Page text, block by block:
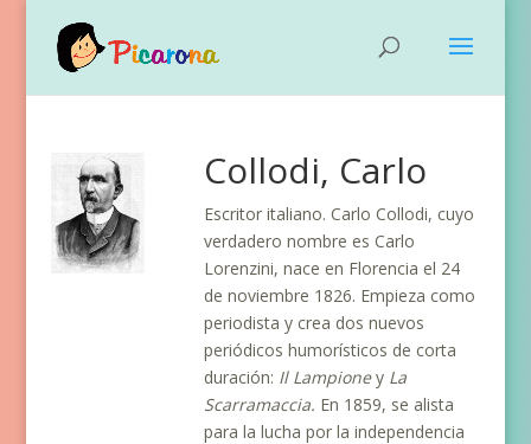
Collodi, Carlo
Escritor italiano. Carlo Collodi, cuyo
verdadero nombre es Carlo
Lorenzini, nace en Florencia el 24
de noviembre 1826. Empieza como
periodista y crea dos nuevos
periódicos humorísticos de corta
duración: Il Lampioney La
Scarramaccia. En 1859, se alista
para la lucha por la independencia